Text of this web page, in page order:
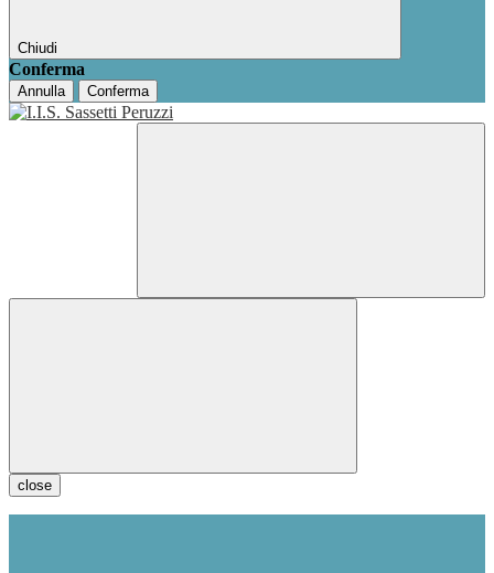
Chiudi
Conferma
Annulla Conferma
close